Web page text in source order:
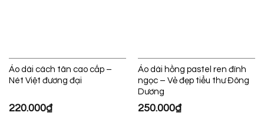
Áo dài cách tân cao cấp –
Nét Việt đương đại
220.000₫
Áo dài hồng pastel ren đính
ngọc – Vẻ đẹp tiểu thư Đông
Dương
250.000₫